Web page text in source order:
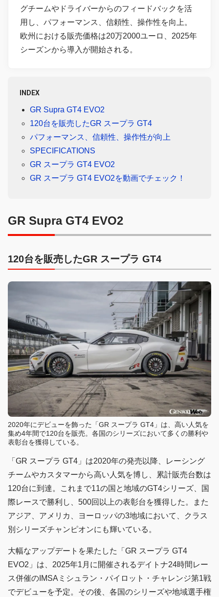
グチームやドライバーからのフィードバックを活
用し、パフォーマンス、信頼性、操作性を向上。
欧州における販売価格は20万2000ユーロ、2025年
シーズンから導入が開始される。
INDEX
GR Supra GT4 EVO2
120台を販売したGR スープラ GT4
パフォーマンス、信頼性、操作性が向上
SPECIFICATIONS
GR スープラ GT4 EVO2
GR スープラ GT4 EVO2を動画でチェック！
GR Supra GT4 EVO2
120台を販売したGR スープラ GT4
2020年にデビューを飾った「GR スープラ GT4」は、高い人気を
集め4年間で120台を販売。各国のシリーズにおいて多くの勝利や
表彰台を獲得している。
「GR スープラ GT4」は2020年の発売以降、レーシング
チームやカスタマーから高い人気を博し、累計販売台数は
120台に到達。これまで11の国と地域のGT4シリーズ、国
際レースで勝利し、500回以上の表彰台を獲得した。また
アジア、アメリカ、ヨーロッパの3地域において、クラス
別シリーズチャンピオンにも輝いている。
大幅なアップデートを果たした「GR スープラ GT4
EVO2」は、2025年1月に開催されるデイトナ24時間レー
ス併催のIMSAミシュラン・パイロット・チャレンジ第1戦
でデビューを予定。その後、各国のシリーズや地域選手権